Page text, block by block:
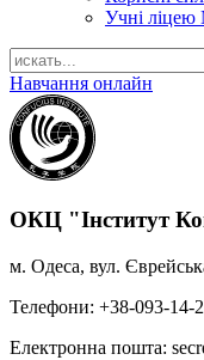
Учні ліцею
Навчання онлайн
ОКЦ "Інститут
м. Одеса, вул.
Телефони: +38-093-14-
Електронна пошта: